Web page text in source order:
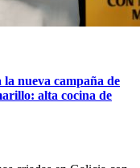
nueva campaña de
alta cocina de